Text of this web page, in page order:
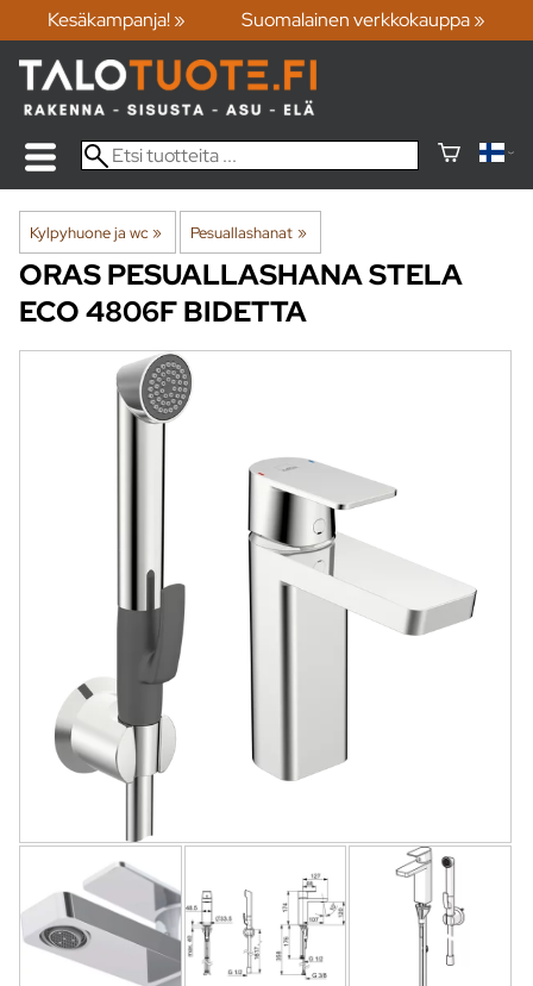
Kesäkampanja! » Suomalainen verkkokauppa »
Kylpyhuone ja wc‪» Pesuallashanat ‪»
ORASPESUALLASHANA STELA
ECO 4806F BIDETTA